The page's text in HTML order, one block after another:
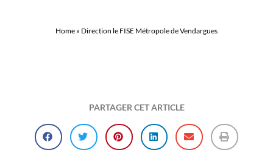
Home » Direction le FISE Métropole de Vendargues
PARTAGER CET ARTICLE